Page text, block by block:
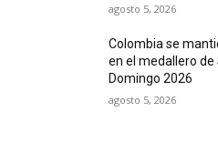
agosto 5, 2026
Colombia se
en el medallero de
Domingo 2026
agosto 5, 2026